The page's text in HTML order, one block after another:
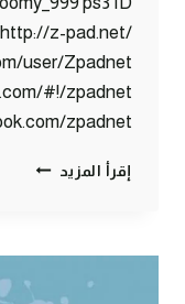
z-pad.net/
user/Zpadnet
#!/zpadnet
zpadnet
إقرأ المزيد ماين
جماعي
ههههه